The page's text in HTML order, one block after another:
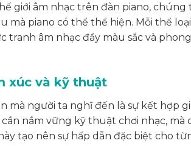
giới âm nhạc trên đàn piano, chúng
mà piano có thể thể hiện. Mỗi thể
tranh âm nhạc đầy màu sắc và
xúc và kỹ thuật
mà người ta nghĩ đến là sự kết hợp
nắm vững kỹ thuật chơi nhạc, mà
tạo nên sự hấp dẫn đặc biệt cho